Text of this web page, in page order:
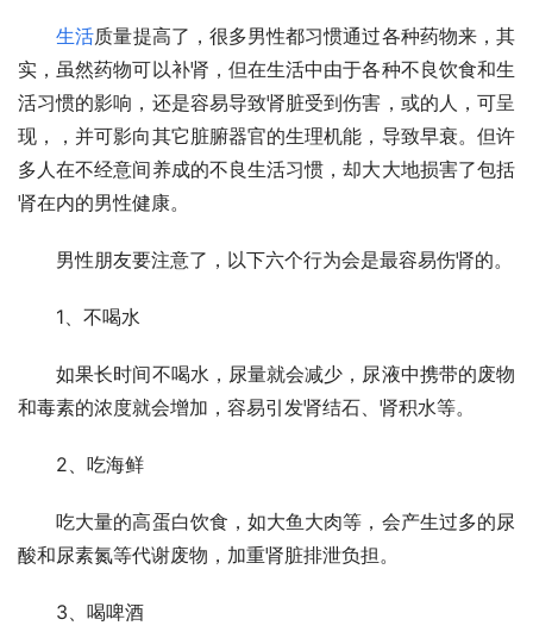
生活质量提高了，很多男性都习惯通过各种药物来，其
实，虽然药物可以补肾，但在生活中由于各种不良饮食和生
活习惯的影响，还是容易导致肾脏受到伤害，或的人，可呈
现，，并可影向其它脏腑器官的生理机能，导致早衰。但许
多人在不经意间养成的不良生活习惯，却大大地损害了包括
肾在内的男性健康。
男性朋友要注意了，以下六个行为会是最容易伤肾的。
1、不喝水
如果长时间不喝水，尿量就会减少，尿液中携带的废物
和毒素的浓度就会增加，容易引发肾结石、肾积水等。
2、吃海鲜
吃大量的高蛋白饮食，如大鱼大肉等，会产生过多的尿
酸和尿素氮等代谢废物，加重肾脏排泄负担。
3、喝啤酒